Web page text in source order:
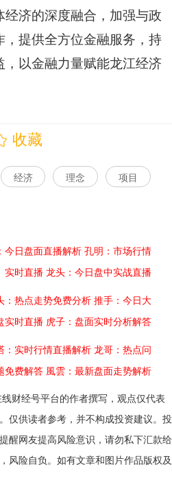
济的深度融合，加强与政
，提供全方位金融服务，持
，以金融力量赋能龙江经济
收藏
经济 理念 项目
今日盘面直播解析 孔明：市场行情
实时直播 龙头：今日盘中实战直播
：热点走势免费分析 推手：今日大
实时直播 虎子：盘面实时分析解答
：实时行情直播解析 龙哥：热点问
免费解答 風雲：最新盘面走势解析
财经号平台的作者撰写，观点仅代表
仅供读者参考，并不构成投资建议。投
醒网友提高风险意识，请勿私下汇款给
风险自负。如有文章和图片作品版权及